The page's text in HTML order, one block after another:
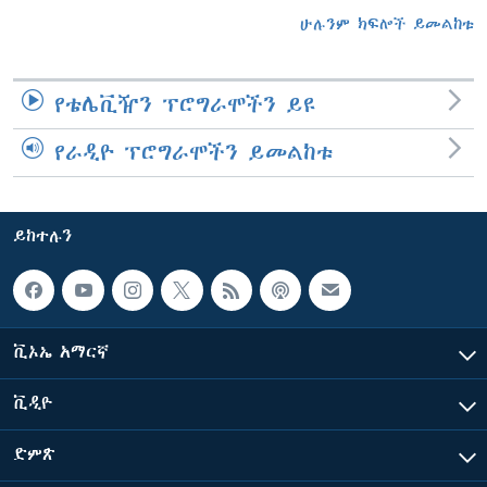
ሁሉንም ክፍሎች ይመልከቱ
የቴሌቪዥን ፕሮግራሞችን ይዩ
የራዲዮ ፕሮግራሞችን ይመልከቱ
ይከተሉን
ቪኦኤ አማርኛ
ቪዲዮ
ድምጽ